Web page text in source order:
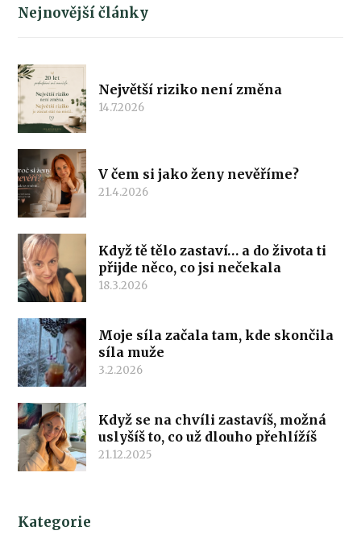
Nejnovější články
Největší riziko není změna
14.7.2026
V čem si jako ženy nevěříme?
21.4.2026
Když tě tělo zastaví… a do života ti
přijde něco, co jsi nečekala
18.3.2026
Moje síla začala tam, kde skončila
síla muže
3.2.2026
Když se na chvíli zastavíš, možná
uslyšíš to, co už dlouho přehlížíš
21.12.2025
Kategorie